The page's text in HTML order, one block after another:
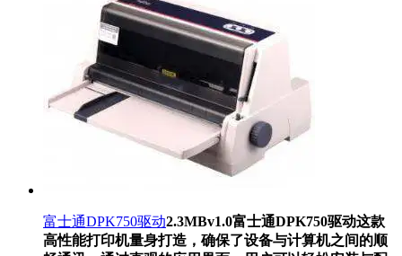
富士通DPK750驱动2.3MBv1.0富士通DPK750驱动这款
高性能打印机量身打造，确保了设备与计算机之间的顺